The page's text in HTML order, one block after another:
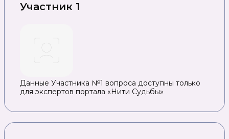
Участник 1
Данные Участника №1 вопроса доступны только
для экспертов портала «Нити Судьбы»